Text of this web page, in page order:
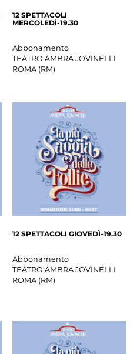
12 SPETTACOLI
MERCOLEDÌ-19.30
Abbonamento
TEATRO AMBRA JOVINELLI
ROMA(RM)
12 SPETTACOLI GIOVEDÌ-19.30
Abbonamento
TEATRO AMBRA JOVINELLI
ROMA(RM)